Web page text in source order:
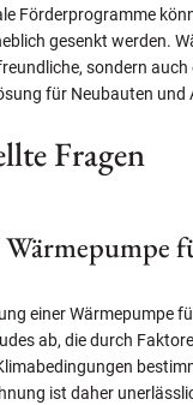
Förderprogramme
gesenkt werden.
sondern auch
für Neubauten und
Fragen
einer Wärmepumpe
ab, die durch
ist daher